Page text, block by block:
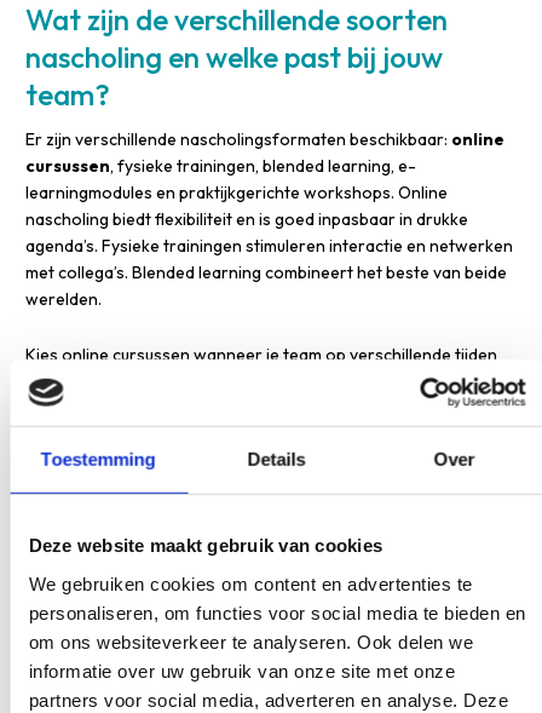
Toestemming Details Over
Deze website maakt gebruik van cookies
We gebruiken cookies om content en advertenties te
personaliseren, om functies voor social media te bieden en
om ons websiteverkeer te analyseren. Ook delen we
informatie over uw gebruik van onze site met onze
partners voor social media, adverteren en analyse. Deze
Wat zijn de verschillende soorten
nascholing en welke past bij jouw
team?
Er zijn verschillende nascholingsformaten beschikbaar: online
cursussen, fysieke trainingen, blended learning, e-
learningmodules en praktijkgerichte workshops. Online
nascholing biedt flexibiliteit en is goed inpasbaar in drukke
agenda’s. Fysieke trainingen stimuleren interactie en netwerken
met collega’s. Blended learning combineert het beste van beide
werelden.
Kies online cursussen wanneer je team op verschillende tijden
wil leren en flexibiliteit belangrijk is. E-learningmodules zijn
handig voor kennisoverdracht die iedereen in eigen tempo kan
doorlopen. Fysieke trainingen plan je het beste in wanneer
interactie en hands-on oefening belangrijk zijn, zoals bij
praktische vaardigheden.
Workshops zijn ideaal voor teambuilding en het samen
de voordelen van zowel online flexibiliteit als persoonlijke
begeleiding. Overweeg ook interne scholingen waarbij externe
trainers naar jullie praktijk komen – dit bespaart reistijd en je
kunt de training volledig afstemmen op jullie specifieke situatie.